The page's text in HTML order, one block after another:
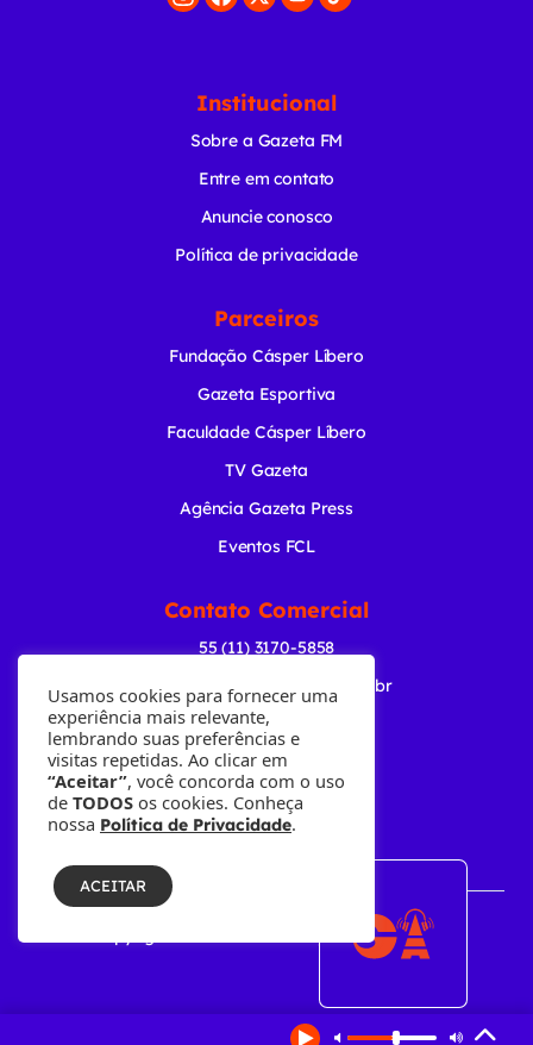
Institucional
Sobre a Gazeta FM
Entre em contato
Anuncie conosco
Política de privacidade
Parceiros
Fundação Cásper Líbero
Gazeta Esportiva
Faculdade Cásper Líbero
TV Gazeta
Agência Gazeta Press
Eventos FCL
Contato Comercial
55 (11) 3170-5858
comercial@radiogazeta.com.br
Baixe nosso APP
© Copyright 2001-2026 • Fundação Cásper Líbero.
Usamos cookies para fornecer uma
experiência mais relevante,
lembrando suas preferências e
visitas repetidas. Ao clicar em
“Aceitar”, você concorda com o uso
de TODOS os cookies. Conheça
nossa Política de Privacidade.
ACEITAR